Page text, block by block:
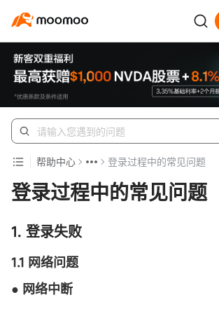
帮助中心 登录过程中的常见问题
登录过程中的常见问题
1. 登录失败
1.1 网络问题
● 网络中断